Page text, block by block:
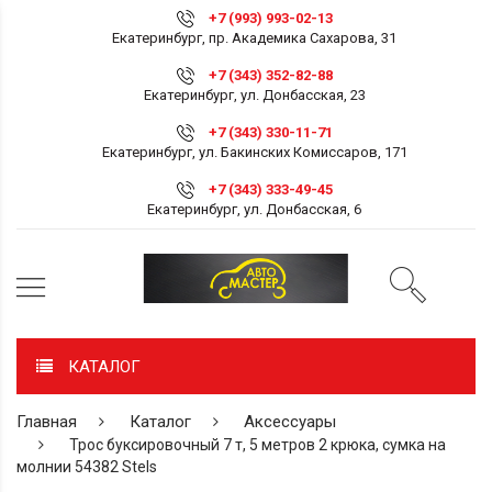
+7 (993) 993-02-13
Екатеринбург, пр. Академика Сахарова, 31
+7 (343) 352-82-88
Екатеринбург, ул. Донбасская, 23
+7 (343) 330-11-71
Екатеринбург, ул. Бакинских Комиссаров, 171
+7 (343) 333-49-45
Екатеринбург, ул. Донбасская, 6
КАТАЛОГ
Главная Каталог Аксессуары
Трос буксировочный 7 т, 5 метров 2 крюка, сумка на
молнии 54382 Stels